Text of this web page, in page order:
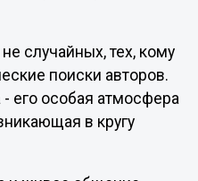
случайных, тех, кому
поиски авторов.
- его особая атмосфера
в кругу